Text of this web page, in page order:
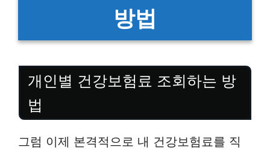
방법
개인별 건강보험료 조회하는 방
법
그럼 이제 본격적으로 내 건강보험료를 직